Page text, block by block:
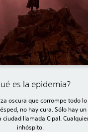
es la epidemia?
oscura que corrompe todo
no hay cura. Sólo hay
ciudad llamada Cipal.
inhóspito.